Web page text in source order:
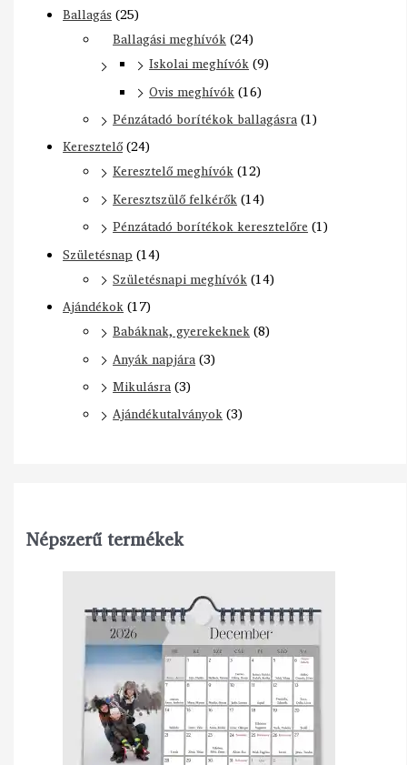
Ballagás (25)
Ballagási meghívók(24)
Iskolai meghívók(9)
Ovis meghívók(16)
Pénzátadó borítékok ballagásra(1)
Keresztelő(24)
Keresztelő meghívók(12)
Keresztszülő felkérők(14)
Pénzátadó borítékok keresztelőre (1)
Születésnap (14)
Születésnapi meghívók(14)
Ajándékok(17)
Babáknak, gyerekeknek(8)
Anyák napjára(3)
Mikulásra(3)
Ajándékutalványok(3)
Népszerű termékek